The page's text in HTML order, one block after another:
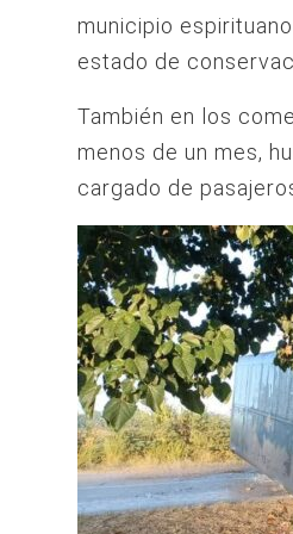
municipio
estado de
También en los
menos de un mes,
cargado de